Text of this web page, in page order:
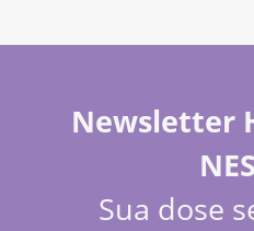
Newsletter
Sua dose